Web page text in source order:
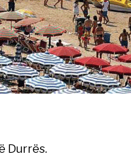
Durrës.